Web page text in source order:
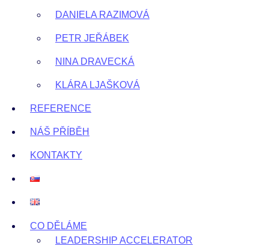
DANIELA RAZIMOVÁ
PETR JEŘÁBEK
NINA DRAVECKÁ
KLÁRA LJAŠKOVÁ
REFERENCE
NÁŠ PŘÍBĚH
KONTAKTY
CO DĚLÁME
LEADERSHIP ACCELERATOR